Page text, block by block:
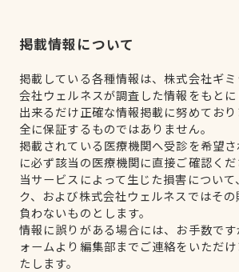
掲載情報について
掲載している各種情報は、株式会社ギ
会社ウェルネスが調査した情報をもとに
出来るだけ正確な情報掲載に努めてお
全に保証するものではありません。
掲載されている医療機関へ受診を希望
に必ず該当の医療機関に直接ご確認くだ
当サービスによって生じた損害につい
ク、および株式会社ウェルネスではそ
負わないものとします。
情報に誤りがある場合には、お手数で
ォームより編集部までご連絡をいただ
たします。